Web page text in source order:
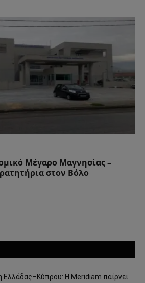
Μέγαρο Μαγνησίας –
στον Βόλο
Ελλάδας–Κύπρου: Η Meridiam παίρνει